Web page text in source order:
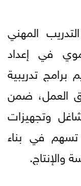
المهني
في إعداد
تدريبية
العمل، ضمن
وتجهيزات
تسهم في بناء
والإنتاج.